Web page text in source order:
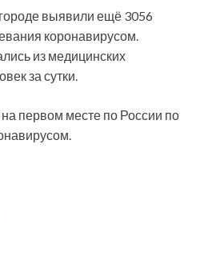
выявили ещё 3056
коронавирусом.
из медицинских
за сутки.
первом месте по России по